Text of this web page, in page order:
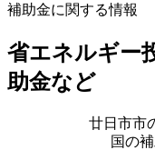
補助金に関する情報
省エネルギー
助金など
廿日市市
国の